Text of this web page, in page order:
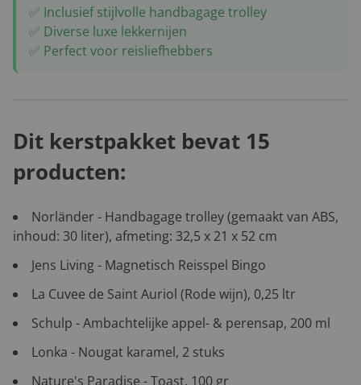
✅ Inclusief stijlvolle handbagage trolley
✅ Diverse luxe lekkernijen
✅ Perfect voor reisliefhebbers
Dit kerstpakket bevat 15
producten:
Norländer - Handbagage trolley (gemaakt van ABS,
inhoud: 30 liter), afmeting: 32,5 x 21 x 52 cm
Jens Living - Magnetisch Reisspel Bingo
La Cuvee de Saint Auriol (Rode wijn), 0,25 ltr
Schulp - Ambachtelijke appel- & perensap, 200 ml
Lonka - Nougat karamel, 2 stuks
Nature's Paradise - Toast, 100 gr